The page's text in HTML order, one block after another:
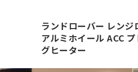
ランドローバー レン
アルミホイール ACC
グヒーター